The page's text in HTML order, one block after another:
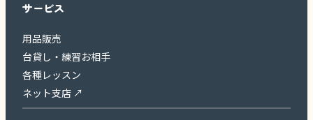
サービス
用品販売
台貸し・練習お相手
各種レッスン
ネット支店 ↗